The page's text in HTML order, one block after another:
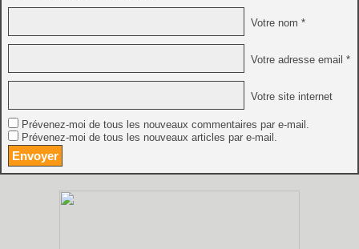
Votre nom *
Votre adresse email *
Votre site internet
Prévenez-moi de tous les nouveaux commentaires par e-mail.
Prévenez-moi de tous les nouveaux articles par e-mail.